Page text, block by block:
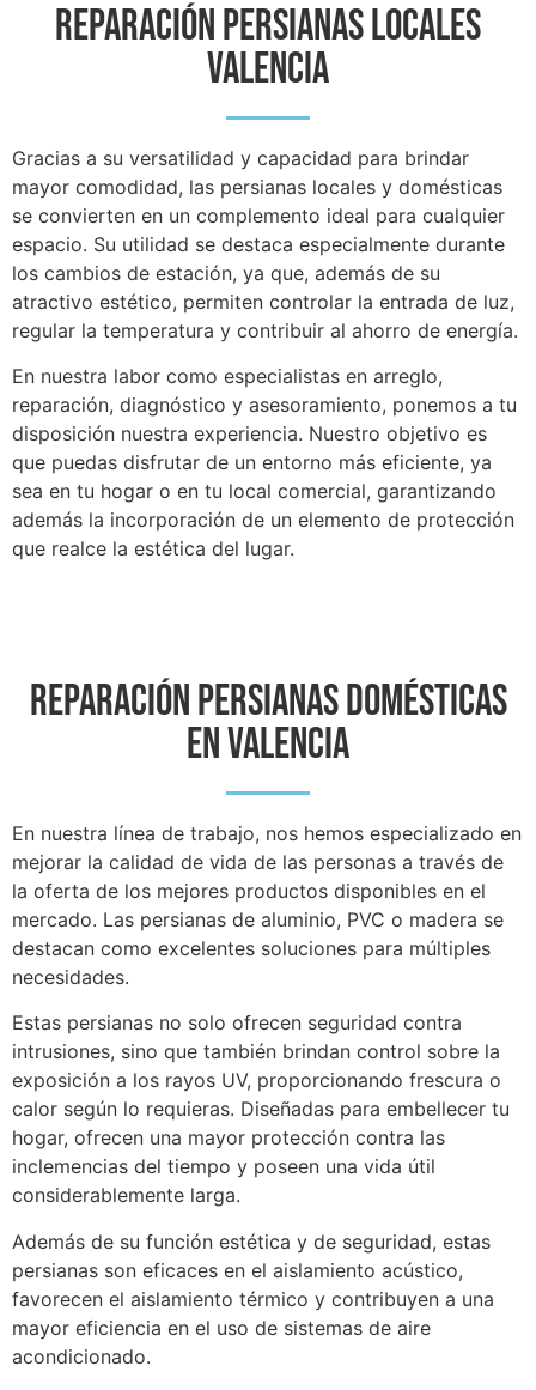
Reparación Persianas Locales
VALENCIA
Gracias a su versatilidad y capacidad para brindar
mayor comodidad, las persianas locales y domésticas
se convierten en un complemento ideal para cualquier
espacio. Su utilidad se destaca especialmente durante
los cambios de estación, ya que, además de su
atractivo estético, permiten controlar la entrada de luz,
regular la temperatura y contribuir al ahorro de energía.
En nuestra labor como especialistas en arreglo,
reparación, diagnóstico y asesoramiento, ponemos a tu
disposición nuestra experiencia. Nuestro objetivo es
que puedas disfrutar de un entorno más eficiente, ya
sea en tu hogar o en tu local comercial, garantizando
además la incorporación de un elemento de protección
que realce la estética del lugar.
Reparación Persianas Domésticas
EN VALENCIA
En nuestra línea de trabajo, nos hemos especializado en
mejorar la calidad de vida de las personas a través de
la oferta de los mejores productos disponibles en el
mercado. Las persianas de aluminio, PVC o madera se
destacan como excelentes soluciones para múltiples
necesidades.
Estas persianas no solo ofrecen seguridad contra
intrusiones, sino que también brindan control sobre la
exposición a los rayos UV, proporcionando frescura o
calor según lo requieras. Diseñadas para embellecer tu
hogar, ofrecen una mayor protección contra las
inclemencias del tiempo y poseen una vida útil
considerablemente larga.
Además de su función estética y de seguridad, estas
persianas son eficaces en el aislamiento acústico,
favorecen el aislamiento térmico y contribuyen a una
mayor eficiencia en el uso de sistemas de aire
acondicionado.